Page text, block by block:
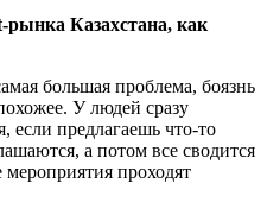
рынка Казахстана, как
большая проблема, боязнь
У людей сразу
если предлагаешь что-то
а потом все сводится
проходят